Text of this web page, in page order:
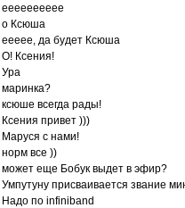
ееееееееее
о Ксюша
еееее, да будет Ксюша
О! Ксения!
Ура
маринка?
ксюше всегда рады!
Ксения привет )))
Маруся с нами!
норм все ))
может еще Бобук выдет в эфир?
Умпутуну присваивается звание
Надо по infiniband